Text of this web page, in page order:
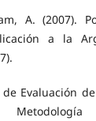
A. (2007).
a la
de Evaluación